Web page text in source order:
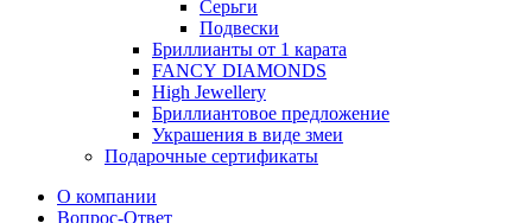
Серьги
Подвески
Бриллианты от 1 карата
FANCY DIAMONDS
High Jewellery
Бриллиантовое предложение
Украшения в виде змеи
Подарочные сертификаты
О компании
Вопрос-Ответ